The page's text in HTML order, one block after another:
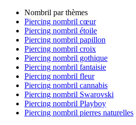
Nombril par thèmes
Piercing nombril cœur
Piercing nombril étoile
Piercing nombril papillon
Piercing nombril croix
Piercing nombril gothique
Piercing nombril fantaisie
Piercing nombril fleur
Piercing nombril cannabis
Piercing nombril Swarovski
Piercing nombril Playboy
Piercing nombril pierres naturelles